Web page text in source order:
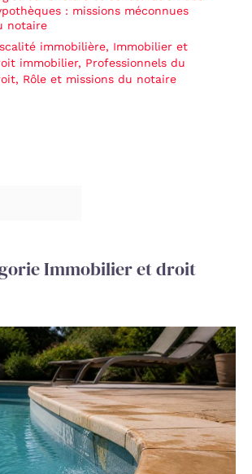
: missions méconnues
notaire
immobilière, Immobilier et
immobilier, Professionnels du
, Rôle et missions du notaire
Immobilier et droit